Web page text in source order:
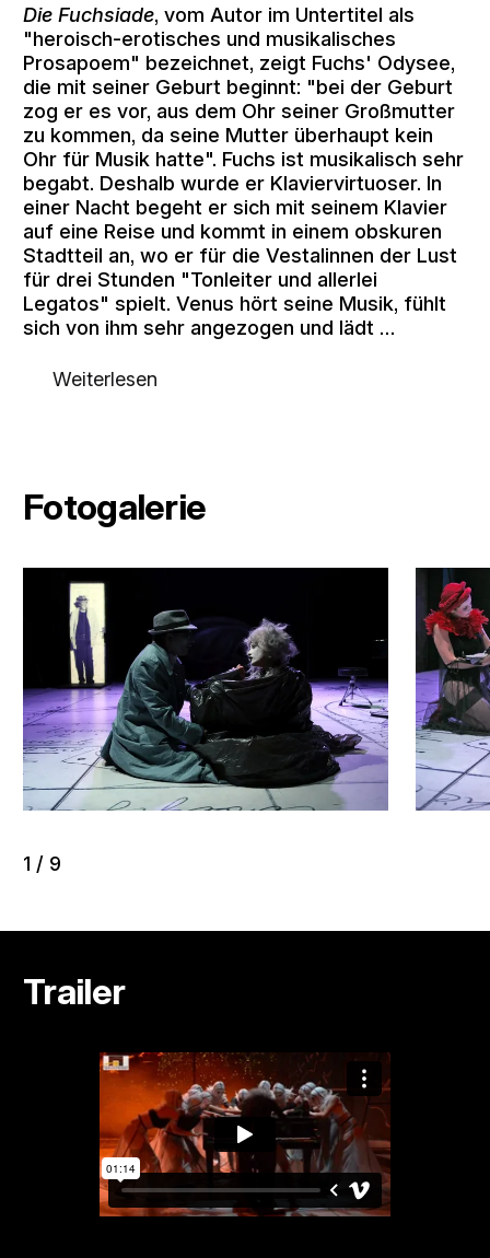
Die Fuchsiade, vom Autor im Untertitel als
"heroisch-erotisches und musikalisches
Prosapoem" bezeichnet, zeigt Fuchs' Odysee,
die mit seiner Geburt beginnt: "bei der Geburt
zog er es vor, aus dem Ohr seiner Großmutter
zu kommen, da seine Mutter überhaupt kein
Ohr für Musik hatte". Fuchs ist musikalisch sehr
begabt. Deshalb wurde er Klaviervirtuoser. In
einer Nacht begeht er sich mit seinem Klavier
auf eine Reise und kommt in einem obskuren
Stadtteil an, wo er für die Vestalinnen der Lust
für drei Stunden "Tonleiter und allerlei
Legatos" spielt. Venus hört seine Musik, fühlt
sich von ihm sehr angezogen und lädt …
Weiterlesen
Fotogalerie
1 / 9
Trailer